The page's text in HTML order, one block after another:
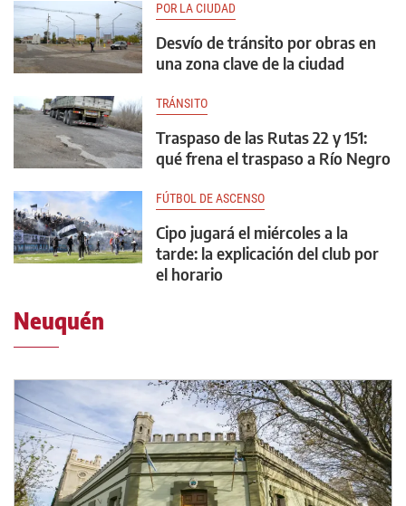
POR LA CIUDAD
Desvío de tránsito por obras en
una zona clave de la ciudad
TRÁNSITO
Traspaso de las Rutas 22 y 151:
qué frena el traspaso a Río Negro
FÚTBOL DE ASCENSO
Cipo jugará el miércoles a la
tarde: la explicación del club por
el horario
Neuquén